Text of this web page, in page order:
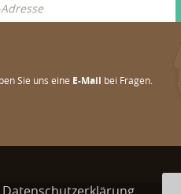
Sie uns eine E-Mail bei Fragen.